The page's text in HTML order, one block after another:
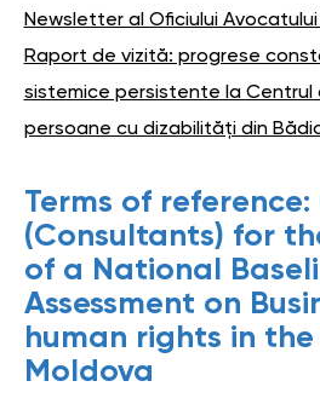
Terms of
(Consultants) for
of a National
Assessment on
human rights in
Moldova
Newsletter al Oficiului Avocatului
Raport de vizită: progrese
sistemice persistente la
persoane cu dizabilități din